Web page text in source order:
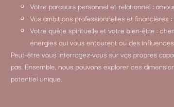
Votre parcours personnel et relationnel :
Vos ambitions professionnelles et financières
Votre quête spirituelle et votre bien-être :
énergies qui vous entourent ou des
Peut-être vous interrogez-vous sur vos propres
pas. Ensemble, nous pouvons explorer ces
potentiel unique.